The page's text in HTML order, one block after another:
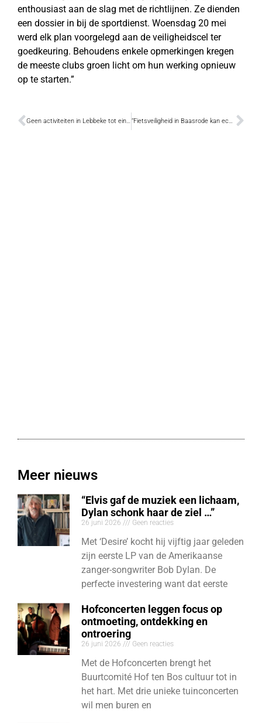
enthousiast aan de slag met de richtlijnen. Ze dienden
een dossier in bij de sportdienst. Woensdag 20 mei
werd elk plan voorgelegd aan de veiligheidscel ter
goedkeuring. Behoudens enkele opmerkingen kregen
de meeste clubs groen licht om hun werking opnieuw
op te starten.”
Geen activiteiten in Lebbeke tot eind augustus “Fietsveiligheid in Baasrode kan echt beter”
Meer nieuws
“Elvis gaf de muziek een lichaam,
Dylan schonk haar de ziel …”
26 juni 2026 Geen reacties
Met ‘Desire’ kocht hij vijftig jaar geleden
zijn eerste LP van de Amerikaanse
zanger-songwriter Bob Dylan. De
perfecte investering want dat eerste
Hofconcerten leggen focus op
ontmoeting, ontdekking en
ontroering
26 juni 2026 Geen reacties
Met de Hofconcerten brengt het
Buurtcomité Hof ten Bos cultuur tot in
het hart. Met drie unieke tuinconcerten
wil men buren en